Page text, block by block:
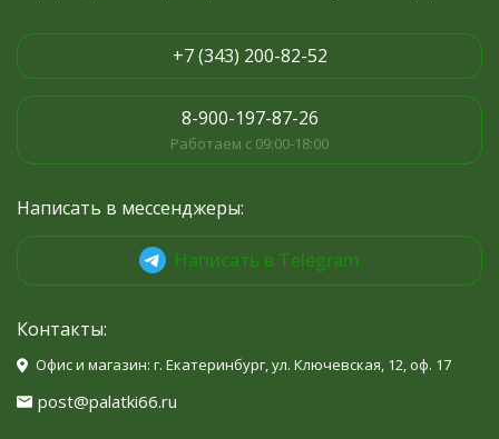
+7 (343) 200-82-52
8-900-197-87-26
Работаем с 09:00-18:00
Написать в мессенджеры:
Написать в Telegram
Контакты:
Офис и магазин: г. Екатеринбург, ул. Ключевская, 12, оф. 17
post@palatki66.ru